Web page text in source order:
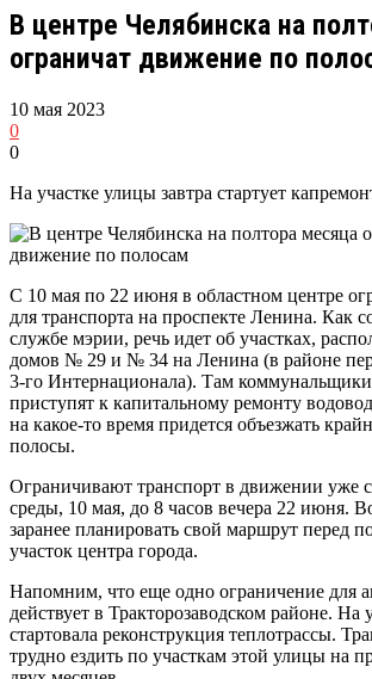
В центре Челябинска на
ограничат движение по
10 мая 2023
0
0
На участке улицы завтра стартует
С 10 мая по 22 июня в областном центре
для транспорта на проспекте Ленина. Как
службе мэрии, речь идет об участках,
домов № 29 и № 34 на Ленина (в районе
3-го Интернационала). Там коммунальщики
приступят к капитальному ремонту
на какое-то время придется объезжать
полосы.
Ограничивают транспорт в движении уже с
среды, 10 мая, до 8 часов вечера 22 июня.
заранее планировать свой маршрут перед
участок центра города.
Напомним, что еще одно ограничение для
действует в Тракторозаводском районе. На
стартовала реконструкция теплотрассы.
трудно ездить по участкам этой улицы на